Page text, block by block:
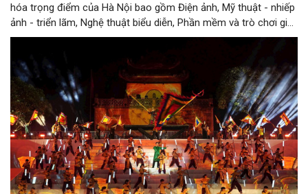
hóa trọng điểm của Hà Nội bao gồm Điện ảnh, Mỹ thuật - nhiếp
ảnh - triển lãm, Nghệ thuật biểu diễn, Phần mềm và trò chơi giải
trí, Quảng cáo, Thủ công mỹ nghệ, Du lịch văn hóa, Thiết kế
Ẩm thực mang nét đặc thù của Thủ đô.